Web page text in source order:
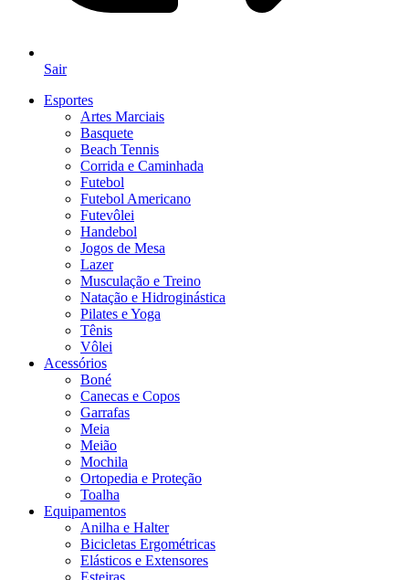
Sair
Esportes
Artes Marciais
Basquete
Beach Tennis
Corrida e Caminhada
Futebol
Futebol Americano
Futevôlei
Handebol
Jogos de Mesa
Lazer
Musculação e Treino
Natação e Hidroginástica
Pilates e Yoga
Tênis
Vôlei
Acessórios
Boné
Canecas e Copos
Garrafas
Meia
Meião
Mochila
Ortopedia e Proteção
Toalha
Equipamentos
Anilha e Halter
Bicicletas Ergométricas
Elásticos e Extensores
Esteiras